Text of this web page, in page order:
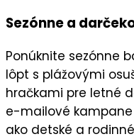
Sezónne a
Ponúknite sezónne
lôpt s plážovými
hračkami pre letné
e-mailové kampane
ako detské a